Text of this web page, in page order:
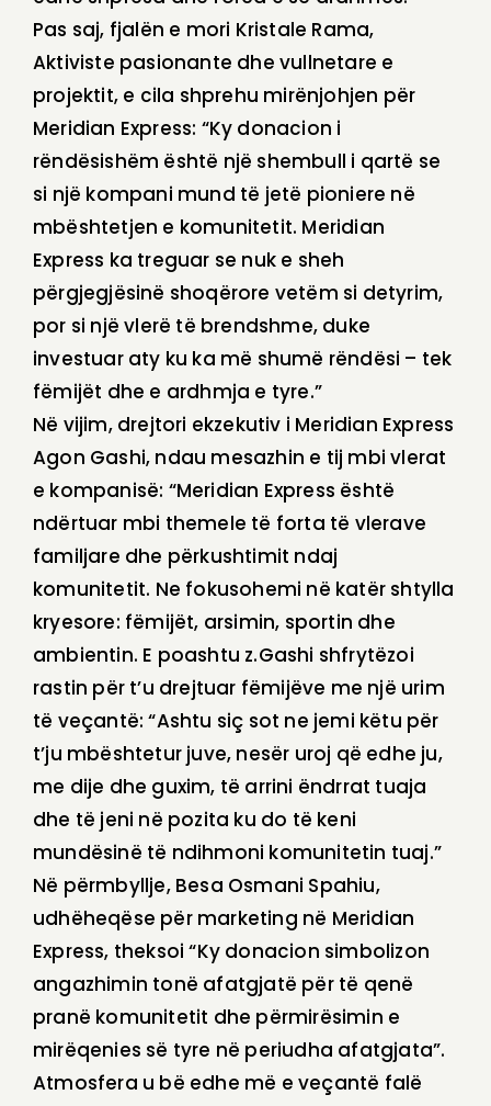
Pas saj, fjalën e mori Kristale Rama,
Aktiviste pasionante dhe vullnetare e
projektit, e cila shprehu mirënjohjen për
Meridian Express: “Ky donacion i
rëndësishëm është një shembull i qartë se
si një kompani mund të jetë pioniere në
mbështetjen e komunitetit. Meridian
Express ka treguar se nuk e sheh
përgjegjësinë shoqërore vetëm si detyrim,
por si një vlerë të brendshme, duke
investuar aty ku ka më shumë rëndësi – tek
fëmijët dhe e ardhmja e tyre.”
Në vijim, drejtori ekzekutiv i Meridian Express
Agon Gashi, ndau mesazhin e tij mbi vlerat
e kompanisë: “Meridian Express është
ndërtuar mbi themele të forta të vlerave
familjare dhe përkushtimit ndaj
komunitetit. Ne fokusohemi në katër shtylla
kryesore: fëmijët, arsimin, sportin dhe
ambientin. E poashtu z.Gashi shfrytëzoi
rastin për t’u drejtuar fëmijëve me një urim
të veçantë: “Ashtu siç sot ne jemi këtu për
t’ju mbështetur juve, nesër uroj që edhe ju,
me dije dhe guxim, të arrini ëndrrat tuaja
dhe të jeni në pozita ku do të keni
mundësinë të ndihmoni komunitetin tuaj.”
Në përmbyllje, Besa Osmani Spahiu,
udhëheqëse për marketing në Meridian
Express, theksoi “Ky donacion simbolizon
angazhimin tonë afatgjatë për të qenë
pranë komunitetit dhe përmirësimin e
mirëqenies së tyre në periudha afatgjata”.
Atmosfera u bë edhe më e veçantë falë